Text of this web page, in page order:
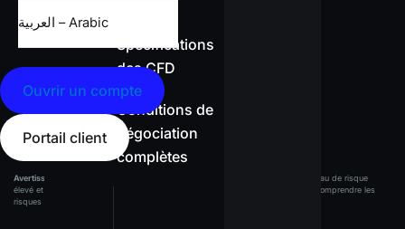
Spécifications
des CFD
Conditions de
négociation
complètes
العربية – Arabic
Ouvrir un compte
Portail client
Avertissement sur les risques :
Les produits à effet de levier présentent un niveau de risque
élevé et peuvent entraîner la perte de tout votre capital. Assurez-vous de bien comprendre les
risques avant d’investir.